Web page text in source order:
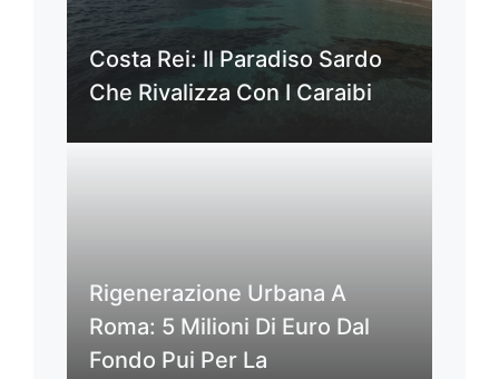
Costa Rei: Il Paradiso Sardo
Che Rivalizza Con I Caraibi
Rigenerazione Urbana A
Roma: 5 Milioni Di Euro Dal
Fondo Pui Per La